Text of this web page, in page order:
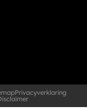
Privacyverklaring